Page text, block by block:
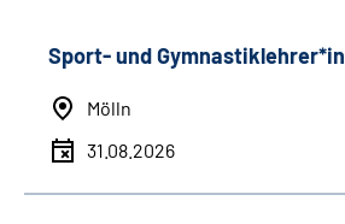
Sport- und Gymnastiklehrer*in
Mölln
31.08.2026